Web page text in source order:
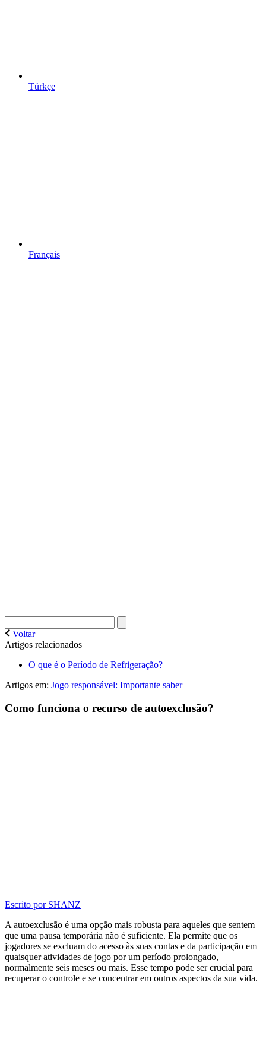
Türkçe
Français
Voltar
Artigos relacionados
O que é o Período de Refrigeração?
Artigos em: Jogo responsável: Importante saber
Como funciona o recurso de autoexclusão?
Escrito por SHANZ
A autoexclusão é uma opção mais robusta para aqueles que sentem
que uma pausa temporária não é suficiente. Ela permite que os
jogadores se excluam do acesso às suas contas e da participação em
quaisquer atividades de jogo por um período prolongado,
normalmente seis meses ou mais. Esse tempo pode ser crucial para
recuperar o controle e se concentrar em outros aspectos da sua vida.